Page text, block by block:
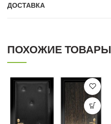
ДОСТАВКА
ПОХОЖИЕ ТОВАРЫ